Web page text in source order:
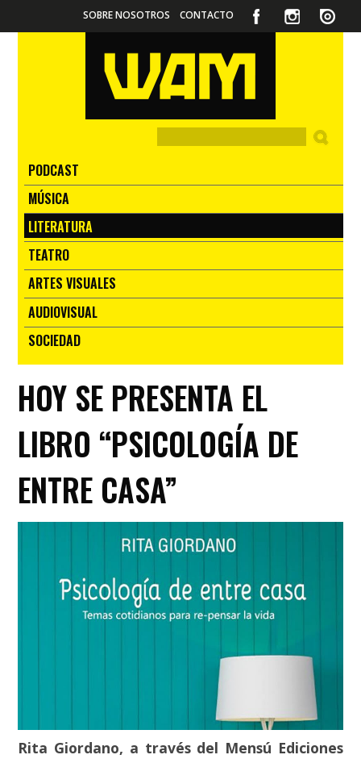
SOBRE NOSOTROS CONTACTO
PODCAST
MÚSICA
LITERATURA
TEATRO
ARTES VISUALES
AUDIOVISUAL
SOCIEDAD
HOY SE PRESENTA EL
LIBRO “PSICOLOGÍA DE
ENTRE CASA”
Rita Giordano, a través del Mensú Ediciones